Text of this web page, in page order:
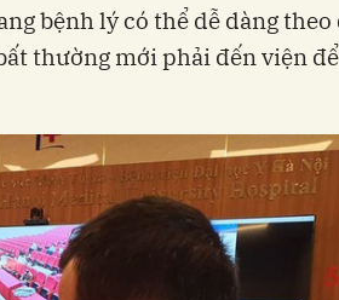
bệnh lý có thể dễ dàng theo
thường mới phải đến viện để